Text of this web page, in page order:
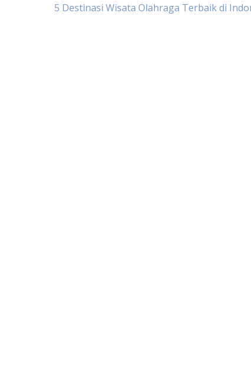
Post
5 Destinasi Wisata Olahraga Terbaik di